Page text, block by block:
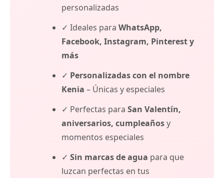
personalizadas
✓ Ideales para WhatsApp,
Facebook, Instagram, Pinterest y
más
✓ Personalizadas con el nombre
Kenia – Únicas y especiales
✓ Perfectas para San Valentín,
aniversarios, cumpleañosy
momentos especiales
✓ Sin marcas de agua para que
luzcan perfectas en tus